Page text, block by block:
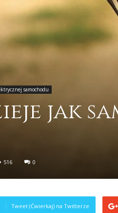
samochodu
jak
516 0
Tweet (Ćwierkaj) na Twitterze